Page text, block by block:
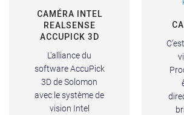
CAMÉRA INTEL
REALSENSE
ACCUPICK 3D
L'alliance du
software AccuPick
3D de Solomon
avec le système de
vision Intel